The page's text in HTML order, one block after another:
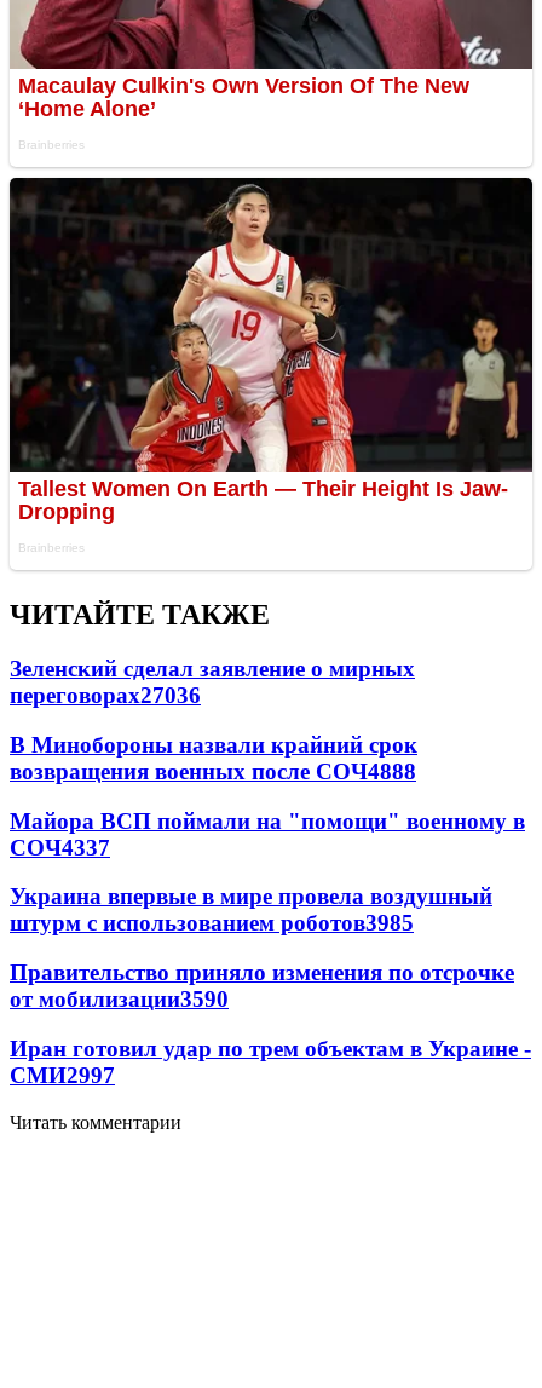
ЧИТАЙТЕ ТАКЖЕ
Зеленский сделал заявление о мирных
переговорах27036
В Минобороны назвали крайний срок
возвращения военных после СОЧ4888
Майора ВСП поймали на "помощи" военному в
СОЧ4337
Украина впервые в мире провела воздушный
штурм с использованием роботов3985
Правительство приняло изменения по отсрочке
от мобилизации3590
Иран готовил удар по трем объектам в Украине -
СМИ2997
Читать комментарии